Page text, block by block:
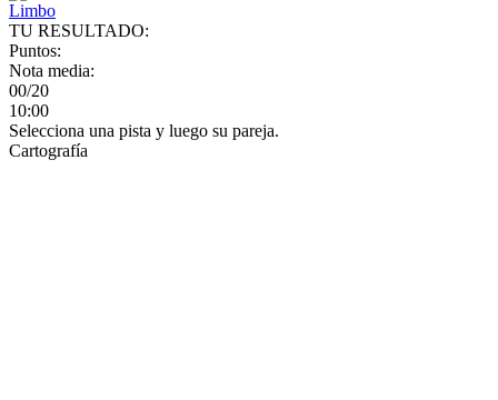
Limbo
TU RESULTADO:
Puntos:
Nota media:
00/20
10:00
Selecciona una pista y luego su pareja.
Cartografía